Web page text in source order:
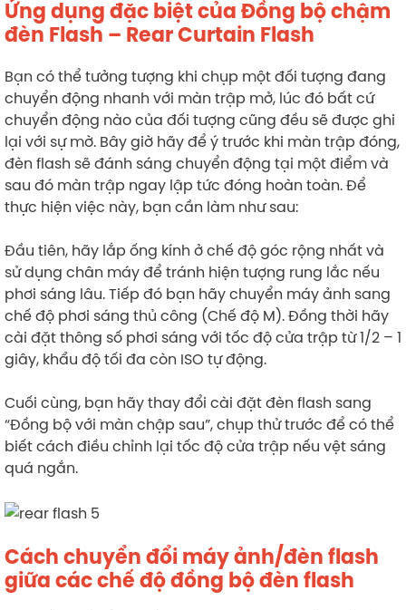
Ứng dụng đặc biệt của Đồng bộ chậm
đèn Flash – Rear Curtain Flash
Bạn có thể tưởng tượng khi chụp một đối tượng đang
chuyển động nhanh với màn trập mở, lúc đó bất cứ
chuyển động nào của đối tượng cũng đều sẽ được ghi
lại với sự mờ. Bây giờ hãy để ý trước khi màn trập đóng,
đèn flash sẽ đánh sáng chuyển động tại một điểm và
sau đó màn trập ngay lập tức đóng hoàn toàn. Để
thực hiện việc này, bạn cần làm như sau:
Đầu tiên, hãy lắp ống kính ở chế độ góc rộng nhất và
sử dụng chân máy để tránh hiện tượng rung lắc nếu
phơi sáng lâu. Tiếp đó bạn hãy chuyển máy ảnh sang
chế độ phơi sáng thủ công (Chế độ M). Đồng thời hãy
cài đặt thông số phơi sáng với tốc độ cửa trập từ 1/2 – 1
giây, khẩu độ tối đa còn ISO tự động.
Cuối cùng, bạn hãy thay đổi cài đặt đèn flash sang
“Đồng bộ với màn chập sau”, chụp thử trước để có thể
biết cách điều chỉnh lại tốc độ cửa trập nếu vệt sáng
quá ngắn.
Cách chuyển đổi máy ảnh/đèn flash
giữa các chế độ đồng bộ đèn flash